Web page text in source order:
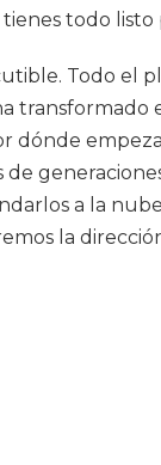
tienes todo
Todo el
dónde
de
a la
la